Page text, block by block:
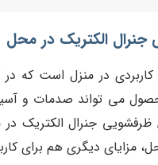
جنرال الکتریک در محل
در منزل است که در
می تواند صدمات و
ظرفشویی جنرال الکتریک
مزایای دیگری هم برای